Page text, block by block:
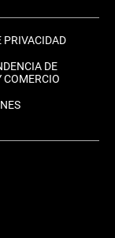
PRIVACIDAD
DE
COMERCIO